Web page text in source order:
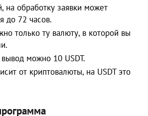
на обработку заявки может
до 72 часов.
только ту валюту, в которой вы
можно 10 USDT.
от криптовалюты, на USDT это